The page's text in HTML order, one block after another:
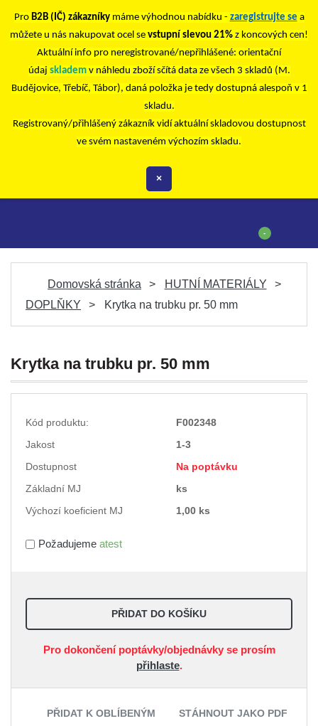
Pro B2B (IČ) zákazníkymáme výhodnou nabídku - zaregistrujte se a
můžete u nás nakupovat ocel se vstupní slevou 21% z koncových cen!
Aktuální info pro neregistrované/nepřihlášené: orientační
údaj skladem v náhledu zboží sčítá data ze všech 3 skladů (M.
Budějovice, Třebíč, Tábor), daná položka je tedy dostupná alespoň v 1
skladu.
Registrovaný/přihlášený zákazník vidí aktuální skladovou dostupnost
ve svém nastaveném výchozím skladu.
×
-
Domovská stránka
HUTNÍ MATERIÁLY
DOPLŇKY
Krytka na trubku pr. 50 mm
Krytka na trubku pr. 50 mm
Kód produktu:
F002348
Jakost
1-3
Dostupnost
Na poptávku
Základní MJ
ks
Výchozí koeficient MJ
1,00 ks
Požadujeme atest
PŘIDAT DO KOŠÍKU
Pro dokončení poptávky/objednávky se prosím
přihlaste.
PŘIDAT K OBLÍBENÝM
STÁHNOUT JAKO PDF